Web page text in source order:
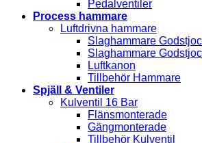
Pedalventiler
Process hammare
Luftdrivna hammare
Slaghammare
Slaghammare
Luftkanon
Tillbehör Hammare
Spjäll & Ventiler
Kulventil 16 Bar
Flänsmonterade
Gängmonterade
Tillbehör Kulventil